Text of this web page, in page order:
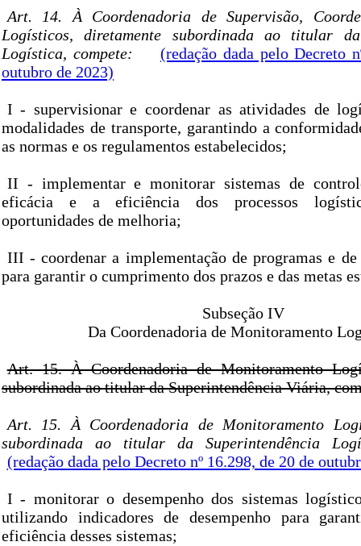
Art. 14. À Coordenadoria de Supervisão,
Logísticos, diretamente subordinada ao titular da
Logística, compete:
(redação dada pelo Decreto
outubro de 2023)
I - supervisionar e coordenar as atividades de
modalidades de transporte, garantindo a
as normas e os regulamentos estabelecidos;
II - implementar e monitorar sistemas de
eficácia e a eficiência dos processos
oportunidades de melhoria;
III - coordenar a implementação de programas e
para garantir o cumprimento dos prazos e das metas
Subseção IV
Da Coordenadoria de Monitoramento
Art. 15. À Coordenadoria de Monitoramento
subordinada ao titular da Superintendência Viária,
Art. 15. À Coordenadoria de Monitoramento
subordinada ao titular da Superintendência
(redação dada pelo Decreto nº 16.298, de 20 de
I - monitorar o desempenho dos sistemas
utilizando indicadores de desempenho para
eficiência desses sistemas;